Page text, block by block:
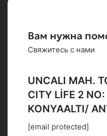
Вам нужна
Свяжитесь с нами
UNCALI MAH.
CITY LİFE 2
KONYAALTI/
[email protected]